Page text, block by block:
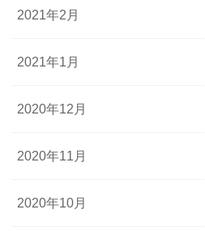
2021年2月
2021年1月
2020年12月
2020年11月
2020年10月